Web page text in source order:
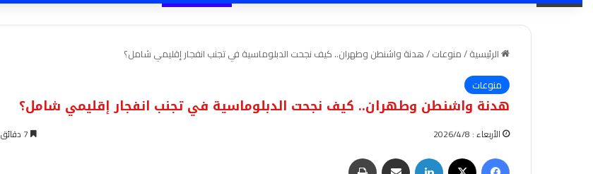
الرئيسية/منوعات/هدنة واشنطن وطهران.. كيف نجحت الدبلوماسية في تجنب انفجار إقليمي شامل؟
منوعات
هدنة واشنطن وطهران.. كيف نجحت الدبلوماسية في تجنب انفجار إقليمي شامل؟
الأربعاء : 2026/4/8
فيسبوك لينكدإن مشاركة عبر البريد